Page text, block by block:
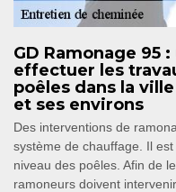
GD Ramonage 95
effectuer les
poêles dans la
et ses environs
Des interventions de
système de chauffage. Il
niveau des poêles. Afin de
ramoneurs doivent